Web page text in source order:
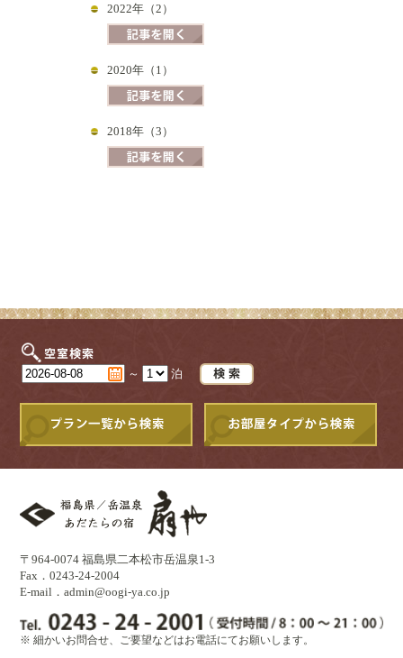
2022年（2）
2020年（1）
2018年（3）
～ 泊
〒964-0074 福島県二本松市岳温泉1-3
Fax．0243-24-2004
E-mail．admin@oogi-ya.co.jp
※ 細かいお問合せ、ご要望などはお電話にてお願いします。